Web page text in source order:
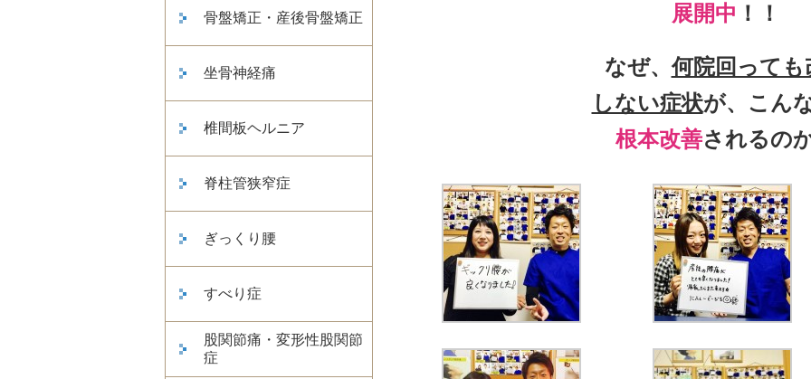
骨盤矯正・産後骨盤矯正
坐骨神経痛
椎間板ヘルニア
脊柱管狭窄症
ぎっくり腰
すべり症
股関節痛・変形性股関節
症
展開中 ！！
なぜ、何院回っても
しない症状が、こん
根本改善されるの